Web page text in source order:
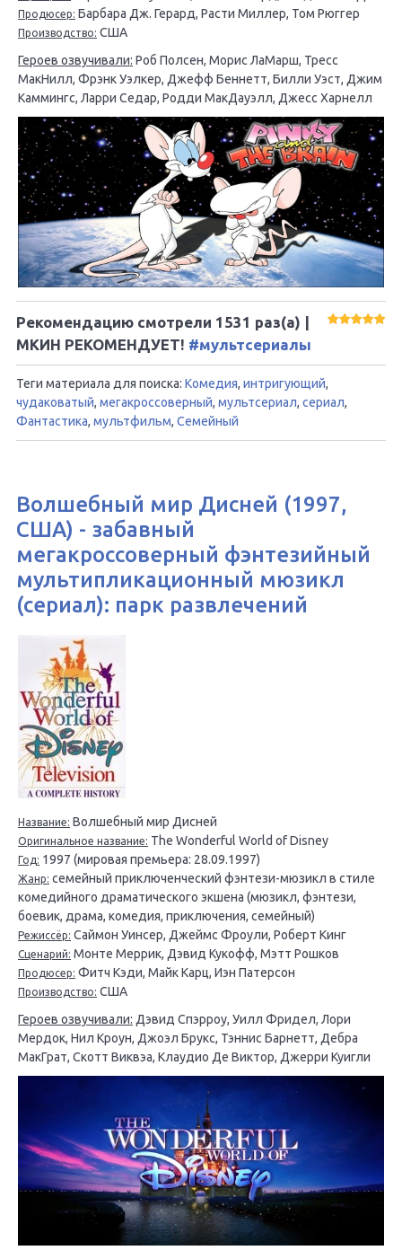
Продюсер: Барбара Дж. Герард, Расти Миллер, Том Рюггер
Производство: США
Героев озвучивали: Роб Полсен, Морис ЛаМарш, Тресс
МакНилл, Фрэнк Уэлкер, Джефф Беннетт, Билли Уэст, Джим
Каммингс, Ларри Седар, Родди МакДауэлл, Джесс Харнелл
Рекомендацию смотрели 1531 раз(а) |
МКИН РЕКОМЕНДУЕТ! #мультсериалы
Теги материала для поиска: Комедия, интригующий,
чудаковатый, мегакроссоверный, мультсериал, сериал,
Фантастика, мультфильм, Семейный
Волшебный мир Дисней (1997,
США) - забавный
мегакроссоверный фэнтезийный
мультипликационный мюзикл
(сериал): парк развлечений
Название: Волшебный мир Дисней
Оригинальное название: The Wonderful World of Disney
Год: 1997 (мировая премьера: 28.09.1997)
Жанр: семейный приключенческий фэнтези-мюзикл в стиле
комедийного драматического экшена (мюзикл, фэнтези,
боевик, драма, комедия, приключения, семейный)
Режиссёр: Саймон Уинсер, Джеймс Фроули, Роберт Кинг
Сценарий: Монте Меррик, Дэвид Кукофф, Мэтт Рошков
Продюсер: Фитч Кэди, Майк Карц, Иэн Патерсон
Производство: США
Героев озвучивали: Дэвид Спэрроу, Уилл Фридел, Лори
Мердок, Нил Кроун, Джоэл Брукс, Тэннис Барнетт, Дебра
МакГрат, Скотт Виквэа, Клаудио Де Виктор, Джерри Куигли